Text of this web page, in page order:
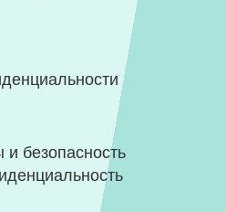
безопасность